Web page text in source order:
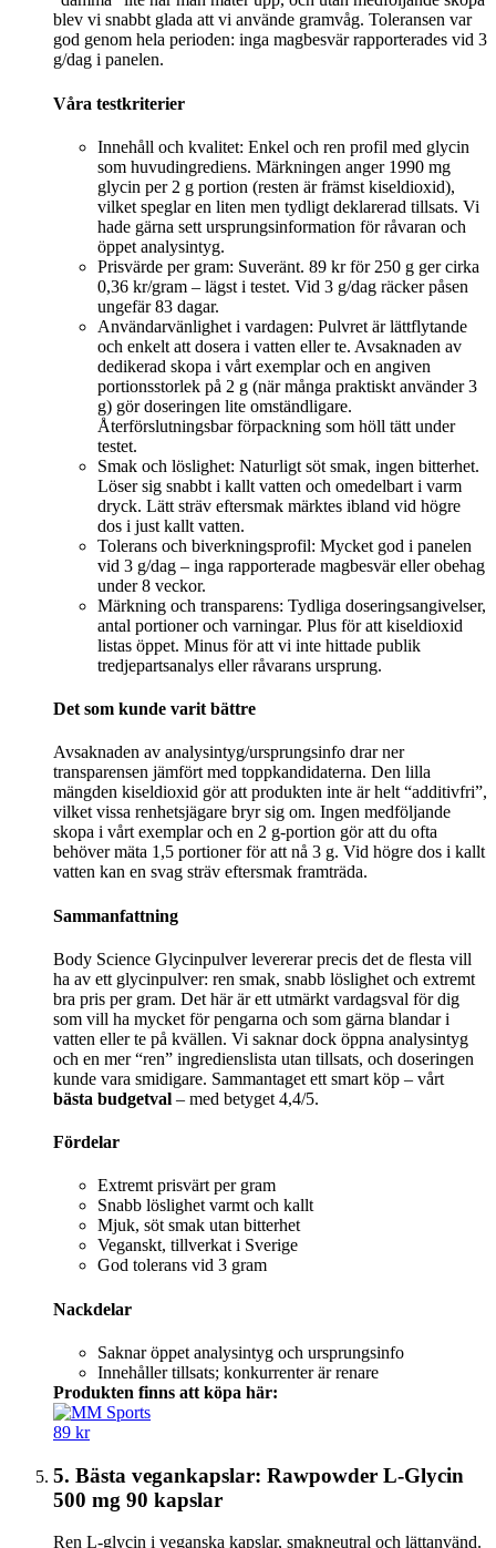
blev vi snabbt glada att vi använde gramvåg. Toleransen var
god genom hela perioden: inga magbesvär rapporterades vid 3
g/dag i panelen.
Våra testkriterier
Innehåll och kvalitet: Enkel och ren profil med glycin
som huvudingrediens. Märkningen anger 1990 mg
glycin per 2 g portion (resten är främst kiseldioxid),
vilket speglar en liten men tydligt deklarerad tillsats. Vi
hade gärna sett ursprungsinformation för råvaran och
öppet analysintyg.
Prisvärde per gram: Suveränt. 89 kr för 250 g ger cirka
0,36 kr/gram – lägst i testet. Vid 3 g/dag räcker påsen
ungefär 83 dagar.
Användarvänlighet i vardagen: Pulvret är lättflytande
och enkelt att dosera i vatten eller te. Avsaknaden av
dedikerad skopa i vårt exemplar och en angiven
portionsstorlek på 2 g (när många praktiskt använder 3
g) gör doseringen lite omständligare.
Återförslutningsbar förpackning som höll tätt under
testet.
Smak och löslighet: Naturligt söt smak, ingen bitterhet.
Löser sig snabbt i kallt vatten och omedelbart i varm
dryck. Lätt sträv eftersmak märktes ibland vid högre
dos i just kallt vatten.
Tolerans och biverkningsprofil: Mycket god i panelen
vid 3 g/dag – inga rapporterade magbesvär eller obehag
under 8 veckor.
Märkning och transparens: Tydliga doseringsangivelser,
antal portioner och varningar. Plus för att kiseldioxid
listas öppet. Minus för att vi inte hittade publik
tredjepartsanalys eller råvarans ursprung.
Det som kunde varit bättre
Avsaknaden av analysintyg/ursprungsinfo drar ner
transparensen jämfört med toppkandidaterna. Den lilla
mängden kiseldioxid gör att produkten inte är helt “additivfri”,
vilket vissa renhetsjägare bryr sig om. Ingen medföljande
skopa i vårt exemplar och en 2 g-portion gör att du ofta
behöver mäta 1,5 portioner för att nå 3 g. Vid högre dos i kallt
vatten kan en svag sträv eftersmak framträda.
Sammanfattning
Body Science Glycinpulver levererar precis det de flesta vill
ha av ett glycinpulver: ren smak, snabb löslighet och extremt
bra pris per gram. Det här är ett utmärkt vardagsval för dig
som vill ha mycket för pengarna och som gärna blandar i
vatten eller te på kvällen. Vi saknar dock öppna analysintyg
och en mer “ren” ingredienslista utan tillsats, och doseringen
kunde vara smidigare. Sammantaget ett smart köp – vårt
bästa budgetval – med betyget 4,4/5.
Fördelar
Extremt prisvärt per gram
Snabb löslighet varmt och kallt
Mjuk, söt smak utan bitterhet
Veganskt, tillverkat i Sverige
God tolerans vid 3 gram
Nackdelar
Saknar öppet analysintyg och ursprungsinfo
Innehåller tillsats; konkurrenter är renare
Produkten finns att köpa här:
89 kr
5. Bästa vegankapslar: Rawpowder L-Glycin
500 mg 90 kapslar
Ren L-glycin i veganska kapslar, smakneutral och lättanvänd.